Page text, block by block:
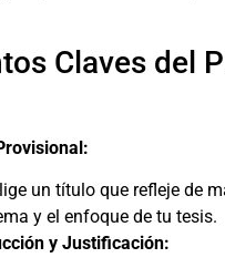
Claves del
un título que refleje de
y el enfoque de tu tesis.
y Justificación: